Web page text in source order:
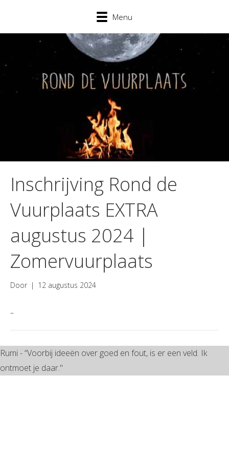
Menu
Inschrijving Rond de
Vuurplaats EXTRA
augustus 2024 |
Zomervuurplaats
Door | 12 augustus 2024
–
Rumi - “Voorbij ideeën over goed en fout, is er een veld. Ik
ontmoet je daar."